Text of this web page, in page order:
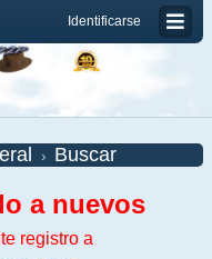
Identificarse
Buscar
a nuevos
registro a